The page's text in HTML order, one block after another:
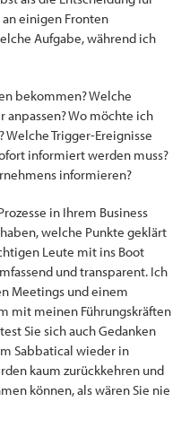
einigen Fronten
Aufgabe, während ich
bekommen? Welche
anpassen? Wo möchte ich
Trigger-Ereignisse
informiert werden muss?
informieren?
in Ihrem Business
welche Punkte geklärt
Leute mit ins Boot
und transparent. Ich
Meetings und einem
mit meinen Führungskräften
Sie sich auch Gedanken
Sabbatical wieder in
kaum zurückkehren und
können, als wären Sie nie